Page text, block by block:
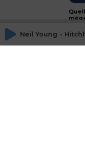
Neil Young -